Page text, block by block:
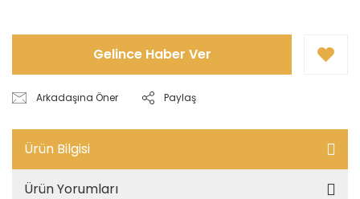
Gelince Haber Ver
Arkadaşına Öner Paylaş
Ürün Bilgisi
Ürün Yorumları